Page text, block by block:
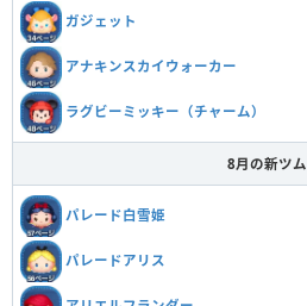
ガジェット
アナキンスカイウォーカー
ラグビーミッキー（チャーム）
8月の新ツム
パレード白雪姫
パレードアリス